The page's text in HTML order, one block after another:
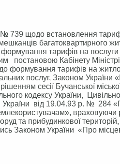
739 щодо встановлення
багатоквартирного
тарифів на послуги
постановою Кабінету
формування тарифів на
послуг, Законом України
сесії Бучанської
кодексу України,
України від 19.04.93 р. № 284
враховуючи
та прибудинкової
Законом України «Про